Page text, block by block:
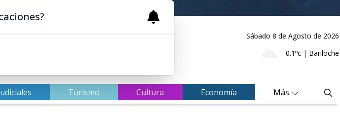
Sábado 8 de Agosto de 2026
0.1ºc | Bariloche
Turismo Cultura Economía Más